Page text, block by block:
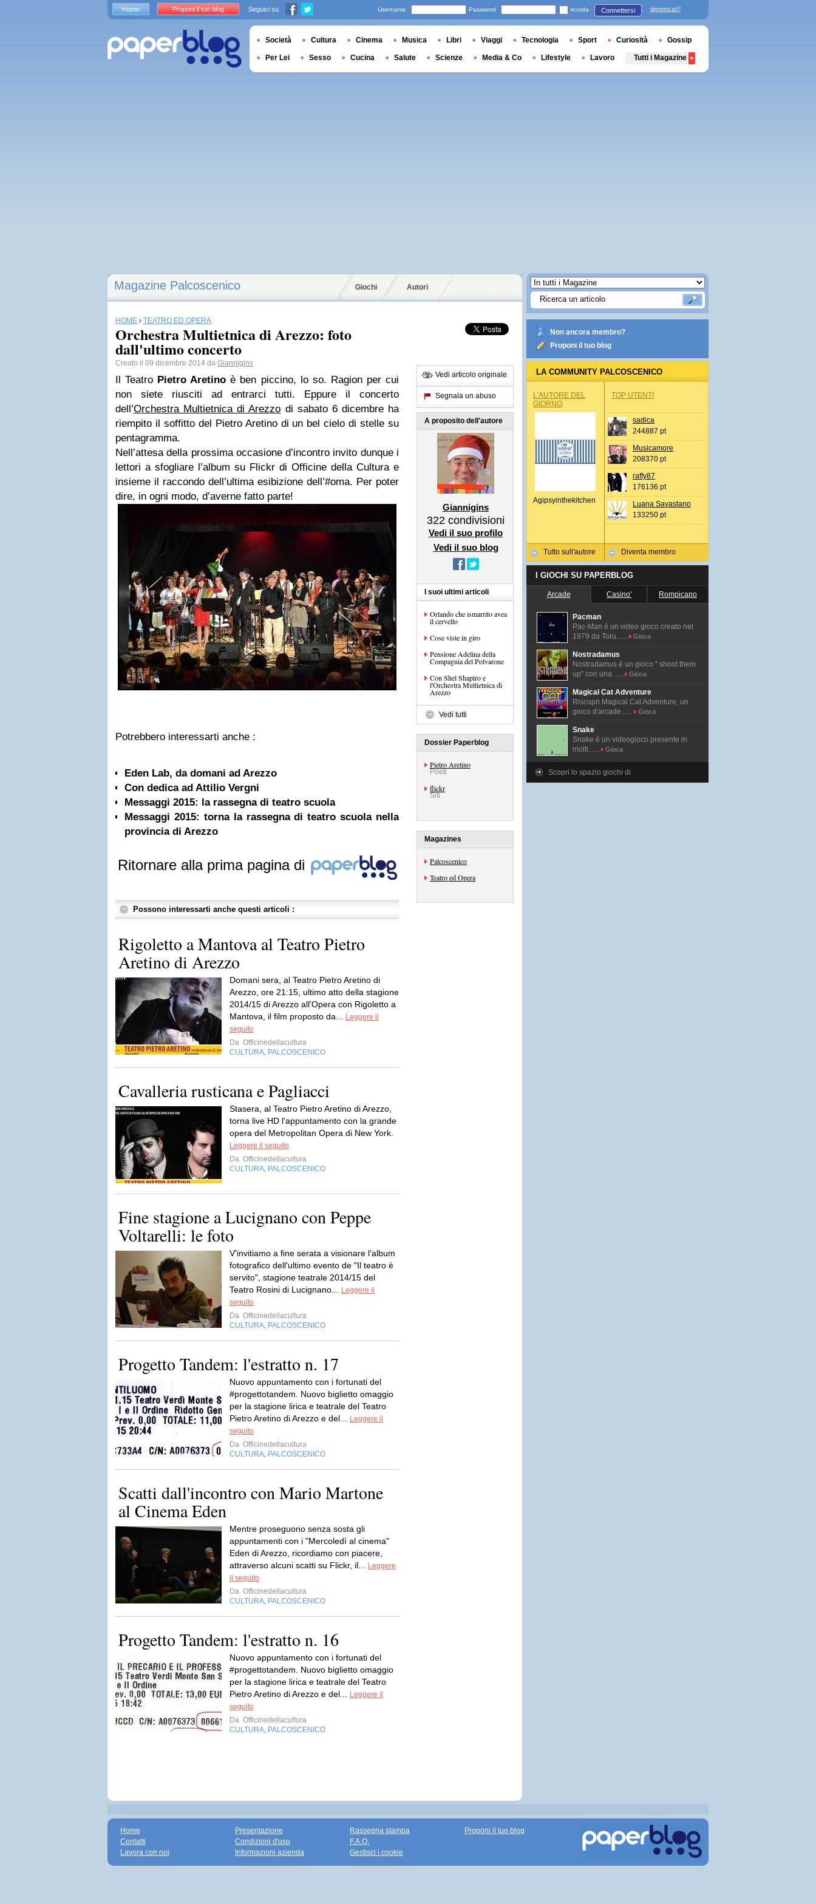
Magazine Palcoscenico Giochi Autori
HOME › TEATRO ED OPERA
Orchestra Multietnica di Arezzo: foto
dall'ultimo concerto
Creato il 09 dicembre 2014 da Giannigins
Il Teatro Pietro Aretino è ben piccino, lo so. Ragion per cui
non siete riusciti ad entrarci tutti. Eppure il concerto
dell’Orchestra Multietnica di Arezzo di sabato 6 dicembre ha
riempito il soffitto del Pietro Aretino di un bel cielo di stelle su
pentagramma.
Nell’attesa della prossima occasione d’incontro invito dunque i
lettori a sfogliare l’album su Flickr di Officine della Cultura e
insieme il raccondo dell’ultima esibizione dell’#oma. Per poter
dire, in ogni modo, d’averne fatto parte!
Potrebbero interessarti anche :
Eden Lab, da domani ad Arezzo
Con dedica ad Attilio Vergni
Messaggi 2015: la rassegna di teatro scuola
Messaggi 2015: torna la rassegna di teatro scuola nella
provincia di Arezzo
Ritornare alla prima pagina di
Possono interessarti anche questi articoli :
Rigoletto a Mantova al Teatro Pietro
Aretino di Arezzo
Domani sera, al Teatro Pietro Aretino di
Arezzo, ore 21:15, ultimo atto della stagione
2014/15 di Arezzo all'Opera con Rigoletto a
Mantova, il film proposto da...
Leggere il
seguito
Da Officinedellacultura
CULTURA PALCOSCENICO
Cavalleria rusticana e Pagliacci
Stasera, al Teatro Pietro Aretino di Arezzo,
torna live HD l'appuntamento con la grande
opera del Metropolitan Opera di New York.
Leggere il seguito
Da Officinedellacultura
CULTURA PALCOSCENICO
Fine stagione a Lucignano con Peppe
Voltarelli: le foto
V'invitiamo a fine serata a visionare l'album
fotografico dell'ultimo evento de "Il teatro è
servito", stagione teatrale 2014/15 del
Teatro Rosini di Lucignano...
Leggere il
seguito
Da Officinedellacultura
CULTURA PALCOSCENICO
Progetto Tandem: l'estratto n. 17
Nuovo appuntamento con i fortunati del
#progettotandem. Nuovo biglietto omaggio
per la stagione lirica e teatrale del Teatro
Pietro Aretino di Arezzo e del...
Leggere il
seguito
Da Officinedellacultura
CULTURA PALCOSCENICO
Scatti dall'incontro con Mario Martone
al Cinema Eden
Mentre proseguono senza sosta gli
appuntamenti con i "Mercoledì al cinema"
Eden di Arezzo, ricordiamo con piacere,
attraverso alcuni scatti su Flickr, il...
Leggere
il seguito
Da Officinedellacultura
CULTURA PALCOSCENICO
Progetto Tandem: l'estratto n. 16
Nuovo appuntamento con i fortunati del
#progettotandem. Nuovo biglietto omaggio
per la stagione lirica e teatrale del Teatro
Pietro Aretino di Arezzo e del...
Leggere il
seguito
Da Officinedellacultura
CULTURA PALCOSCENICO
Vedi articolo originale
Segnala un abuso
A proposito dell'autore
Giannigins
322 condivisioni
Vedi il suo profilo
Vedi il suo blog
I suoi ultimi articoli
Orlando che ismarrito avea
il cervello
Cose viste in giro
Pensione Adelina della
Compagnia del Polvarone
Con Shel Shapiro e
l'Orchestra Multietnica di
Arezzo
Vedi tutti
Dossier Paperblog
Pietro Aretino
Poeti
flickr
Siti
Magazines
Palcoscenico
Teatro ed Opera
Non ancora membro?
Proponi il tuo blog
LA COMMUNITY PALCOSCENICO
L'AUTORE DEL
GIORNO
Agipsyinthekitchen
Tutto sull'autore
TOP UTENTI
sadica
244887 pt
Musicamore
208370 pt
raffy87
176136 pt
Luana Savastano
133250 pt
Diventa membro
I GIOCHI SU PAPERBLOG
Arcade Casino' Rompicapo
Pacman
Pac-Man é un video gioco creato nel
1979 da Toru......
Gioca
Nostradamus
Nostradamus è un gioco " shoot them
up" con una......
Gioca
Magical Cat Adventure
Riscopri Magical Cat Adventure, un
gioco d'arcade......
Gioca
Snake
Snake è un videogioco presente in
molti......
Gioca
Scopri lo spazio giochi di
Home Proponi il tuo blog Seguici su Username Password ricorda Connettersi dimenticati?
Società Cultura Cinema Musica Libri Viaggi Tecnologia Sport Curiosità Gossip
Per Lei Sesso Cucina Salute Scienze Media & Co Lifestyle Lavoro Tutti i Magazine
Home
Contatti
Lavora con noi
Presentazione
Condizioni d'uso
Informazioni azienda
Rassegna stampa
F.A.Q.
Gestisci i cookie
Proponi il tuo blog